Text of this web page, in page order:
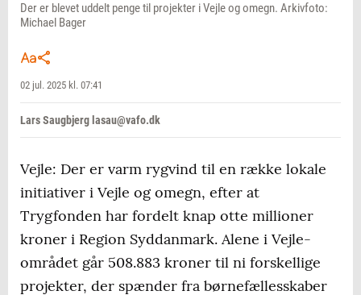
Der er blevet uddelt penge til projekter i Vejle og omegn. Arkivfoto:
Michael Bager
02 jul. 2025 kl. 07:41
Lars Saugbjerg lasau@vafo.dk
Vejle: Der er varm rygvind til en række lokale
initiativer i Vejle og omegn, efter at
Trygfonden har fordelt knap otte millioner
kroner i Region Syddanmark. Alene i Vejle-
området går 508.883 kroner til ni forskellige
projekter, der spænder fra børnefællesskaber